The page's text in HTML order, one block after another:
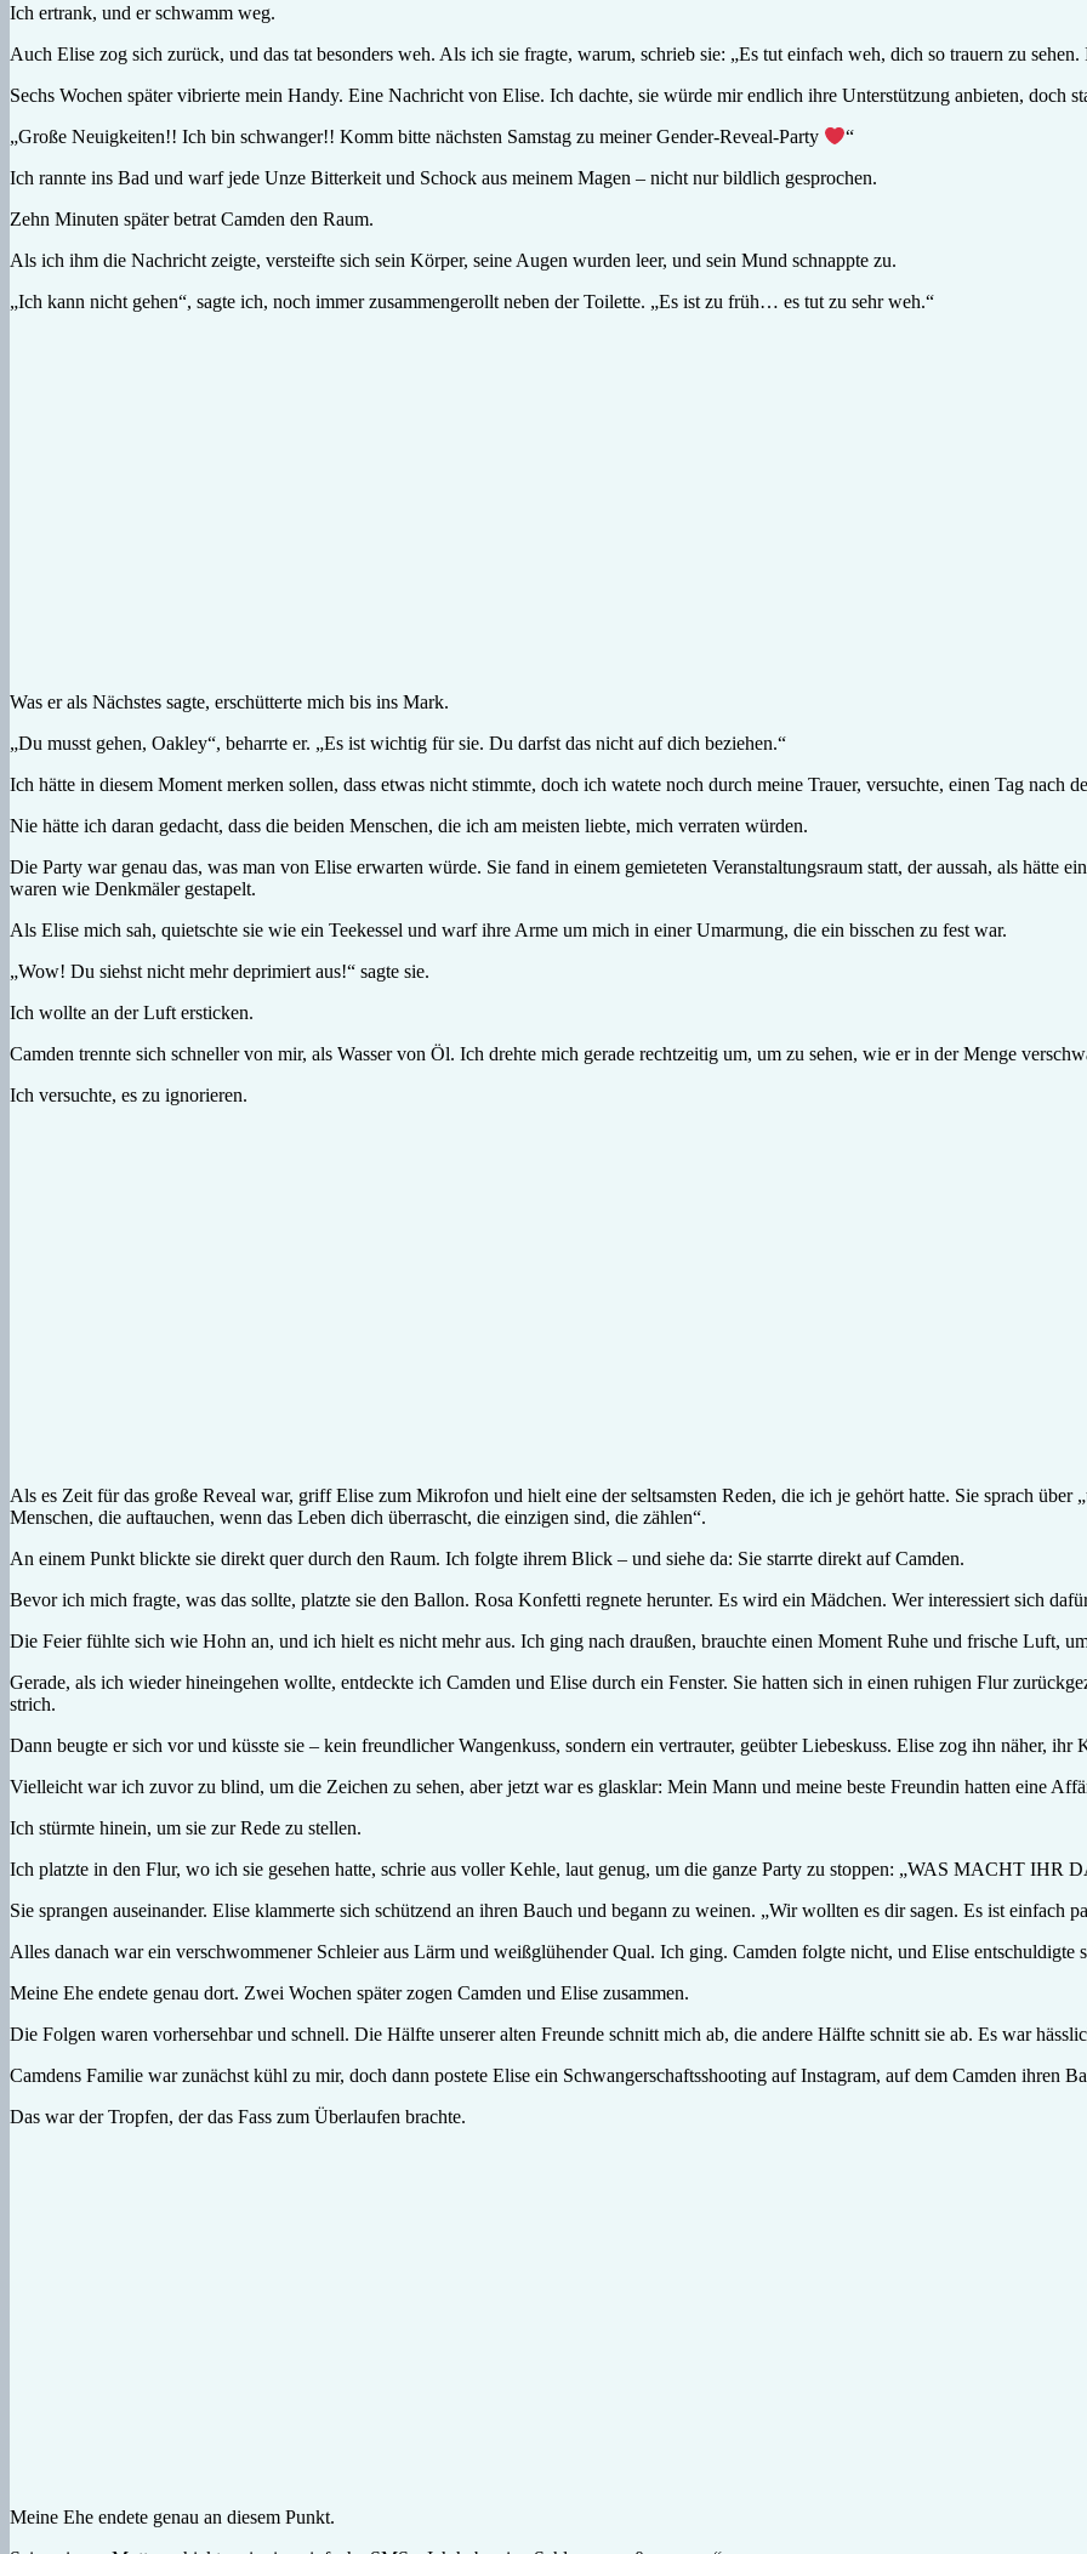
Ich ertrank, und er schwamm weg.
Auch Elise zog sich zurück, und das tat besonders weh. Als ich sie fragte, warum, schrieb sie: „Es tut einfach weh, dich so trauern zu
Sechs Wochen später vibrierte mein Handy. Eine Nachricht von Elise. Ich dachte, sie würde mir endlich ihre Unterstützung anbieten, doch
„Große Neuigkeiten!! Ich bin schwanger!! Komm bitte nächsten Samstag zu meiner Gender-Reveal-Party
“
Ich rannte ins Bad und warf jede Unze Bitterkeit und Schock aus meinem Magen – nicht nur bildlich gesprochen.
Zehn Minuten später betrat Camden den Raum.
Als ich ihm die Nachricht zeigte, versteifte sich sein Körper, seine Augen wurden leer, und sein Mund schnappte zu.
„Ich kann nicht gehen“, sagte ich, noch immer zusammengerollt neben der Toilette. „Es ist zu früh… es tut zu sehr weh.“
Was er als Nächstes sagte, erschütterte mich bis ins Mark.
„Du musst gehen, Oakley“, beharrte er. „Es ist wichtig für sie. Du darfst das nicht auf dich beziehen.“
Ich hätte in diesem Moment merken sollen, dass etwas nicht stimmte, doch ich watete noch durch meine Trauer, versuchte, einen Tag nach
Nie hätte ich daran gedacht, dass die beiden Menschen, die ich am meisten liebte, mich verraten würden.
Die Party war genau das, was man von Elise erwarten würde. Sie fand in einem gemieteten Veranstaltungsraum statt, der aussah, als hätte
waren wie Denkmäler gestapelt.
Als Elise mich sah, quietschte sie wie ein Teekessel und warf ihre Arme um mich in einer Umarmung, die ein bisschen zu fest war.
„Wow! Du siehst nicht mehr deprimiert aus!“ sagte sie.
Ich wollte an der Luft ersticken.
Camden trennte sich schneller von mir, als Wasser von Öl. Ich drehte mich gerade rechtzeitig um, um zu sehen, wie er in der Menge
Ich versuchte, es zu ignorieren.
Als es Zeit für das große Reveal war, griff Elise zum Mikrofon und hielt eine der seltsamsten Reden, die ich je gehört hatte. Sie sprach über
Menschen, die auftauchen, wenn das Leben dich überrascht, die einzigen sind, die zählen“.
An einem Punkt blickte sie direkt quer durch den Raum. Ich folgte ihrem Blick – und siehe da: Sie starrte direkt auf Camden.
Bevor ich mich fragte, was das sollte, platzte sie den Ballon. Rosa Konfetti regnete herunter. Es wird ein Mädchen. Wer interessiert sich
Die Feier fühlte sich wie Hohn an, und ich hielt es nicht mehr aus. Ich ging nach draußen, brauchte einen Moment Ruhe und frische Luft,
Gerade, als ich wieder hineingehen wollte, entdeckte ich Camden und Elise durch ein Fenster. Sie hatten sich in einen ruhigen Flur
strich.
Dann beugte er sich vor und küsste sie – kein freundlicher Wangenkuss, sondern ein vertrauter, geübter Liebeskuss. Elise zog ihn näher, ihr
Vielleicht war ich zuvor zu blind, um die Zeichen zu sehen, aber jetzt war es glasklar: Mein Mann und meine beste Freundin hatten eine
Ich stürmte hinein, um sie zur Rede zu stellen.
Ich platzte in den Flur, wo ich sie gesehen hatte, schrie aus voller Kehle, laut genug, um die ganze Party zu stoppen: „WAS MACHT IHR
Sie sprangen auseinander. Elise klammerte sich schützend an ihren Bauch und begann zu weinen. „Wir wollten es dir sagen. Es ist einfach
Alles danach war ein verschwommener Schleier aus Lärm und weißglühender Qual. Ich ging. Camden folgte nicht, und Elise entschuldigte
Meine Ehe endete genau dort. Zwei Wochen später zogen Camden und Elise zusammen.
Die Folgen waren vorhersehbar und schnell. Die Hälfte unserer alten Freunde schnitt mich ab, die andere Hälfte schnitt sie ab. Es war
Camdens Familie war zunächst kühl zu mir, doch dann postete Elise ein Schwangerschaftsshooting auf Instagram, auf dem Camden ihren
Das war der Tropfen, der das Fass zum Überlaufen brachte.
Meine Ehe endete genau an diesem Punkt.